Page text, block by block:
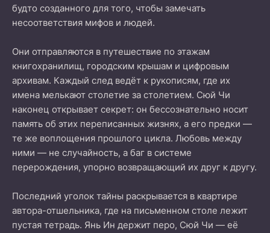
будто созданного для того, чтобы замечать
несоответствия мифов и людей.
Они отправляются в путешествие по этажам
книгохранилищ, городским крышам и цифровым
архивам. Каждый след ведёт к рукописям, где их
имена мелькают столетие за столетием. Сюй Чи
наконец открывает секрет: он бессознательно носит
память об этих переписанных жизнях, а его предки —
те же воплощения прошлого цикла. Любовь между
ними — не случайность, а баг в системе
перерождения, упорно возвращающий их друг к другу.
Последний уголок тайны раскрывается в квартире
автора-отшельника, где на письменном столе лежит
пустая тетрадь. Янь Ин держит перо, Сюй Чи — её